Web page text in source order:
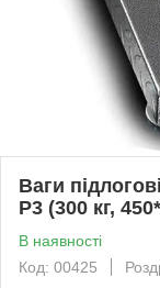
Ваги
Р3 (300 кг,
В наявності
Код: 00425